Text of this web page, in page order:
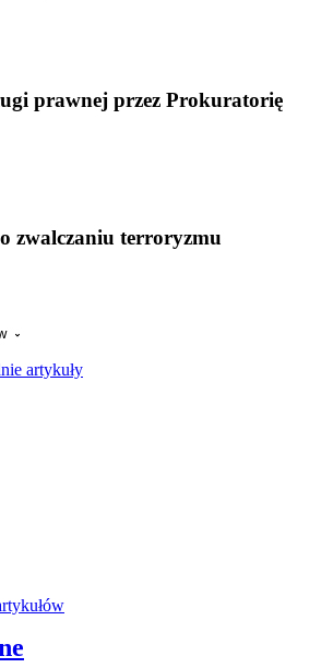
prawnej przez Prokuratorię
zwalczaniu terroryzmu
artykuły